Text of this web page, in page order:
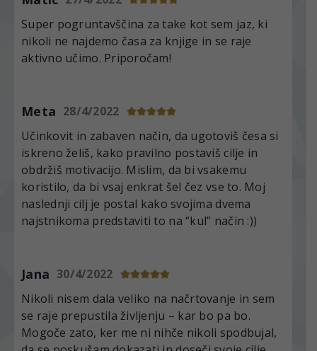
Super pogruntavščina za take kot sem jaz, ki
nikoli ne najdemo časa za knjige in se raje
aktivno učimo. Priporočam!
Meta 28/4/2022
Učinkovit in zabaven način, da ugotoviš česa si
iskreno želiš, kako pravilno postaviš cilje in
obdržiš motivacijo. Mislim, da bi vsakemu
koristilo, da bi vsaj enkrat šel čez vse to. Moj
naslednji cilj je postal kako svojima dvema
najstnikoma predstaviti to na “kul” način :))
Jana 30/4/2022
Nikoli nisem dala veliko na načrtovanje in sem
se raje prepustila življenju – kar bo pa bo.
Mogoče zato, ker me ni nihče nikoli spodbujal,